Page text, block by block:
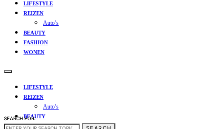
LIFESTYLE
REIZEN
Auto’s
BEAUTY
FASHION
WONEN
LIFESTYLE
REIZEN
Auto’s
BEAUTY
FASHION
SEARCH FOR: